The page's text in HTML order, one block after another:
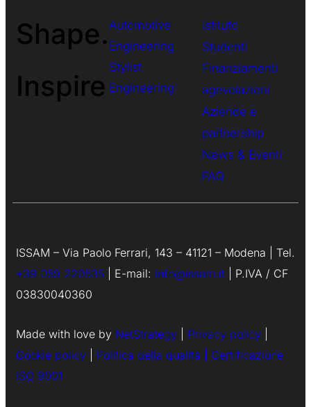
Shape.
Inspire
Automotive
Engineering
Stylist
Engineering
Istituto
Studenti
Finanziamenti
agevolazioni
Aziende e
partnership
News & Eventi
FAQ
ISSAM – Via Paolo Ferrari, 143 – 41121 – Modena | Tel.
+39 059 220535 | E-mail: info@issam.it | P.IVA / CF
03830040360
Made with love by NetStrategy Privacy policy
Cookie policy
Politica della qualità | Certificazione
ISO 9001